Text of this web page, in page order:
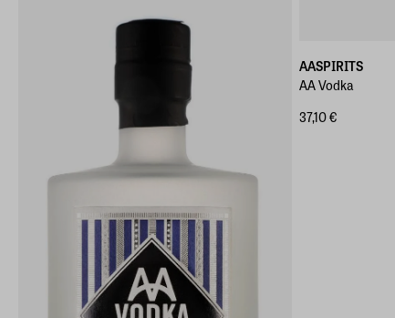
AASPIRITS
AA Vodka
37,10 €